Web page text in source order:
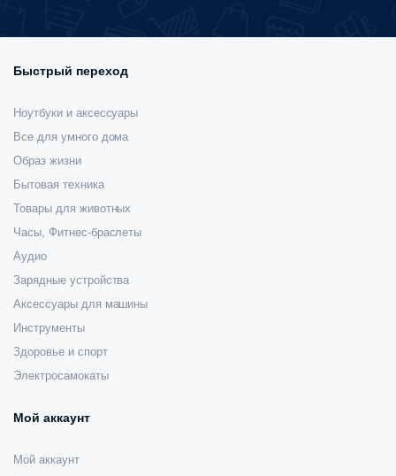
Быстрый переход
Ноутбуки и аксессуары
Все для умного дома
Образ жизни
Бытовая техника
Товары для животных
Часы, Фитнес-браслеты
Аудио
Зарядные устройства
Аксессуары для машины
Инструменты
Здоровье и спорт
Электросамокаты
Мой аккаунт
Мой аккаунт